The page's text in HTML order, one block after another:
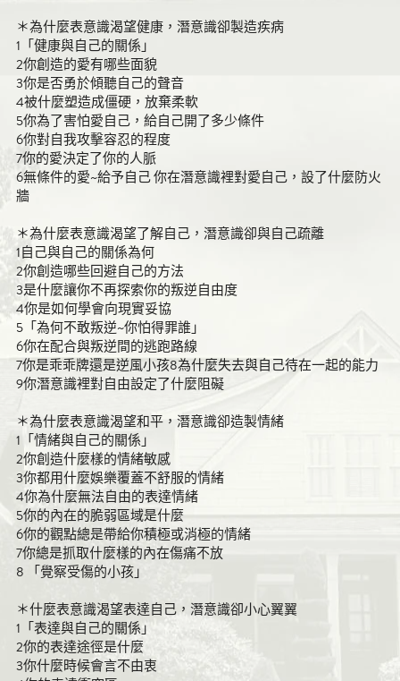
＊為什麼表意識渴望健康，潛意識卻製造疾病
1「健康與自己的關係」
2你創造的愛有哪些面貌
3你是否勇於傾聽自己的聲音
4被什麼塑造成僵硬，放棄柔軟
5你為了害怕愛自己，給自己開了多少條件
6你對自我攻擊容忍的程度
7你的愛決定了你的人脈
6無條件的愛~給予自己 你在潛意識裡對愛自己，設了什麼防火
牆
＊為什麼表意識渴望了解自己，潛意識卻與自己疏離
1自己與自己的關係為何
2你創造哪些回避自己的方法
3是什麼讓你不再探索你的叛逆自由度
4你是如何學會向現實妥協
5「為何不敢叛逆~你怕得罪誰」
6你在配合與叛逆間的逃跑路線
7你是乖乖牌還是逆風小孩8為什麼失去與自己待在一起的能力
9你潛意識裡對自由設定了什麼阻礙
＊為什麼表意識渴望和平，潛意識卻造製情緒
1「情緒與自己的關係」
2你創造什麼樣的情緒敏感
3你都用什麼娛樂覆蓋不舒服的情緒
4你為什麼無法自由的表達情緒
5你的內在的脆弱區域是什麼
6你的觀點總是帶給你積極或消極的情緒
7你總是抓取什麼樣的內在傷痛不放
8 「覺察受傷的小孩」
＊什麼表意識渴望表達自己，潛意識卻小心翼翼
1「表達與自己的關係」
2你的表達途徑是什麼
3你什麼時候會言不由衷